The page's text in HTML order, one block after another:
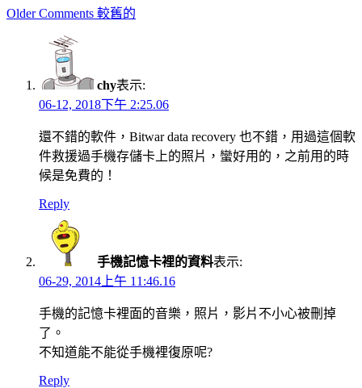
Comment
navigation
Older Comments 較舊的
chy表示:
06-12, 2018下午 2:25.06
還不錯的軟件，Bitwar data recovery 也不錯，用過這個軟
件救援過手機存儲卡上的照片，蠻好用的，之前用的時
候是免費的！
Reply
手機記憶卡裡的資料表示:
06-29, 2014上午 11:46.16
手機的記憶卡裡面的音樂，照片，影片不小心被刪掉
了。
不知道能不能從手機裡復原呢?
Reply